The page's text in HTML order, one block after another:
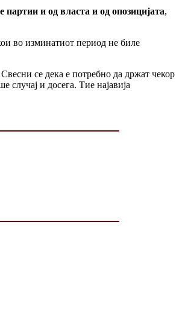
и од власта и од опозицијата,
во изминатиот период не биле
се дека е потребно да држат чекор
и досега. Тие најавија